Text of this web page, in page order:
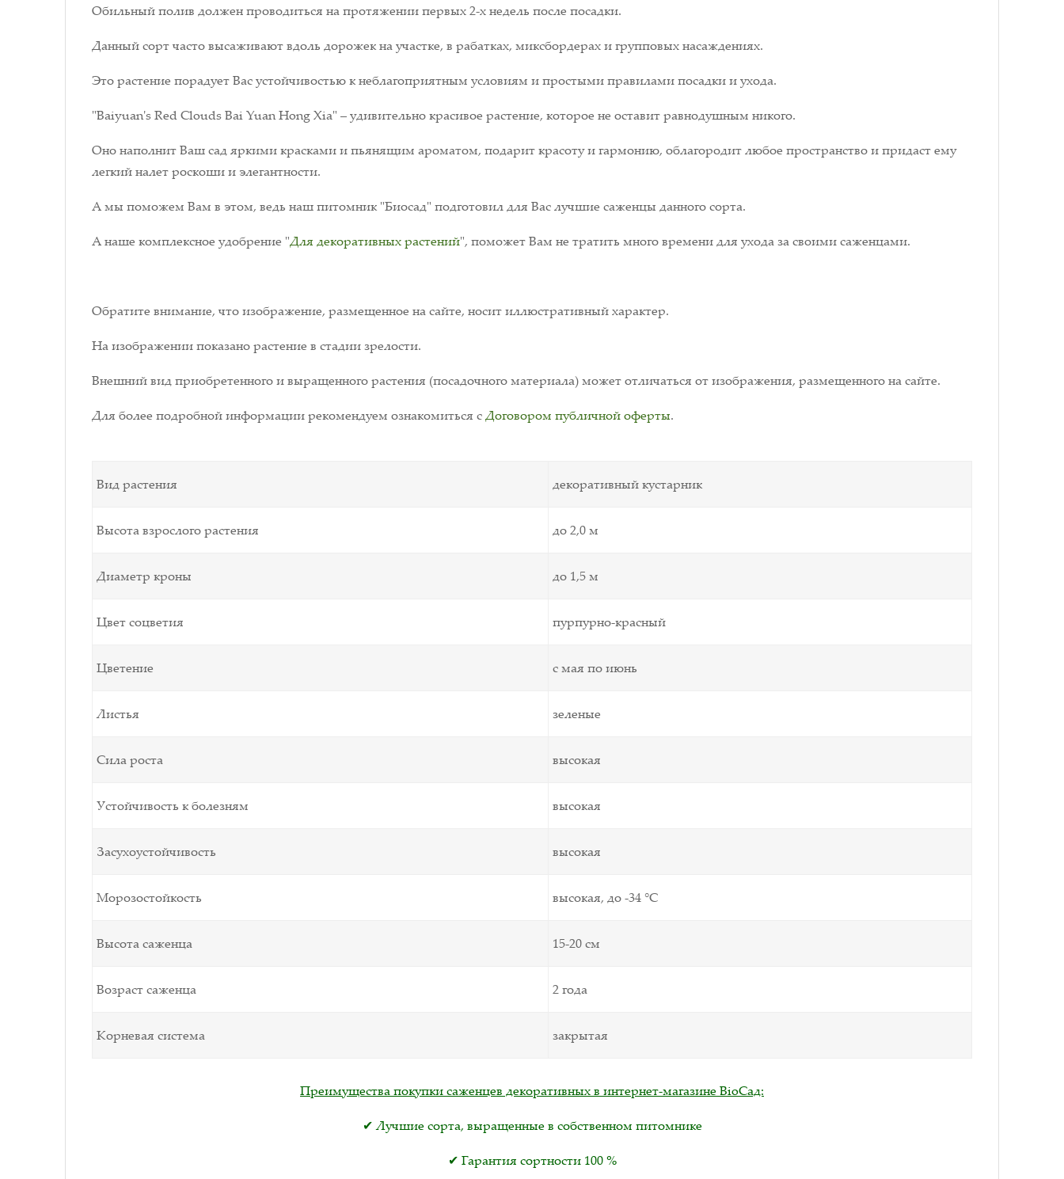
Обильный полив должен проводиться на протяжении первых 2-х недель после посадки.
Данный сорт часто высаживают вдоль дорожек на участке, в рабатках, миксбордерах и групповых насаждениях.
Это растение порадует Вас устойчивостью к неблагоприятным условиям и простыми правилами посадки и ухода.
"Baiyuan's Red Clouds Bai Yuan Hong Xia" – удивительно красивое растение, которое не оставит равнодушным никого.
Оно наполнит Ваш сад яркими красками и пьянящим ароматом, подарит красоту и гармонию, облагородит любое пространство и придаст ему
легкий налет роскоши и элегантности.
А мы поможем Вам в этом, ведь наш питомник "Биосад" подготовил для Вас лучшие саженцы данного сорта.
А наше комплексное удобрение "Для декоративных растений", поможет Вам не тратить много времени для ухода за своими саженцами.
Обратите внимание, что изображение, размещенное на сайте, носит иллюстративный характер.
На изображении показано растение в стадии зрелости.
Внешний вид приобретенного и выращенного растения (посадочного материала) может отличаться от изображения, размещенного на сайте.
Для более подробной информации рекомендуем ознакомиться сДоговором публичной оферты.
Вид растения декоративный кустарник
Высота взрослого растения до 2,0 м
Диаметр кроны до 1,5 м
Цвет соцветия пурпурно-красный
Цветение с мая по июнь
Листья зеленые
Сила роста высокая
Устойчивость к болезням высокая
Засухоустойчивость высокая
Морозостойкость высокая, до -34 °С
Высота саженца 15-20 см
Возраст саженца 2 года
Корневая система закрытая
Преимущества покупки саженцев декоративных в интернет-магазине BioСад:
✔ Лучшие сорта, выращенные в собственном питомнике
✔ Гарантия сортности 100 %